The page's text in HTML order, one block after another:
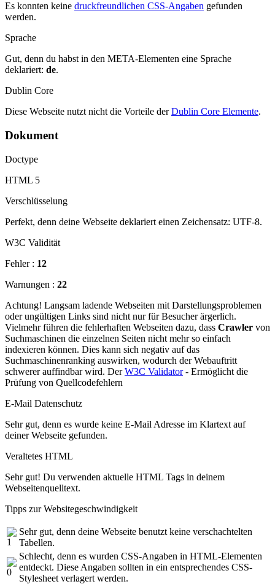
Es konnten keine druckfreundlichen CSS-Angaben gefunden
werden.
Sprache
Gut, denn du habst in den META-Elementen eine Sprache
deklariert: de.
Dublin Core
Diese Webseite nutzt nicht die Vorteile derDublin Core Elemente.
Dokument
Doctype
HTML 5
Verschlüsselung
Perfekt, denn deine Webseite deklariert einen Zeichensatz: UTF-8.
W3C Validität
Fehler : 12
Warnungen : 22
Achtung! Langsam ladende Webseiten mit Darstellungsproblemen
oder ungültigen Links sind nicht nur für Besucher ärgerlich.
Vielmehr führen die fehlerhaften Webseiten dazu, dass Crawler von
Suchmaschinen die einzelnen Seiten nicht mehr so einfach
indexieren können. Dies kann sich negativ auf das
Suchmaschinenranking auswirken, wodurch der Webauftritt
schwerer auffindbar wird. DerW3C Validator- Ermöglicht die
Prüfung von Quellcodefehlern
E-Mail Datenschutz
Sehr gut, denn es wurde keine E-Mail Adresse im Klartext auf
deiner Webseite gefunden.
Veraltetes HTML
Sehr gut! Du verwenden aktuelle HTML Tags in deinem
Webseitenquelltext.
Tipps zur Websitegeschwindigkeit
Sehr gut, denn deine Webseite benutzt keine verschachtelten
Tabellen.
Schlecht, denn es wurden CSS-Angaben in HTML-Elementen
entdeckt. Diese Angaben sollten in ein entsprechendes CSS-
Stylesheet verlagert werden.